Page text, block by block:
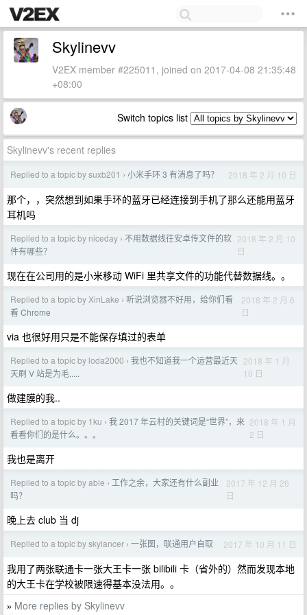
Skylinevv
V2EX member #225011, joined on 2017-04-08 21:35:48
+08:00
Switch topics list
Skylinevv's recent replies
Replied to a topic by suxb201 › 小米手环 3 有消息了吗？ 2018 年 2 月 10 日
那个，，突然想到如果手环的蓝牙已经连接到手机了那么还能用蓝牙
耳机吗
Replied to a topic by niceday › 不用数据线往安卓传文件的软
件有哪些？
2018 年 2 月 10
日
现在在公司用的是小米移动 WiFi 里共享文件的功能代替数据线。。
Replied to a topic by XinLake › 听说浏览器不好用，给你们看
看 Chrome
2018 年 2 月 6
日
via 也很好用只是不能保存填过的表单
Replied to a topic by loda2000 › 我也不知道我一个运营最近天
天刷 V 站是为毛.....
2018 年 1 月
10 日
做建膜的我..
Replied to a topic by 1ku › 我 2017 年云村的关键词是“世界”，来
看看你们的是什么。。。
2018 年 1 月
2 日
我也是离开
Replied to a topic by able › 工作之余，大家还有什么副业
吗？
2017 年 12 月 26
日
晚上去 club 当 dj
Replied to a topic by skylancer › 一张图，联通用户自取 2017 年 10 月 11 日
我用了两张联通卡一张大王卡一张 bilibili 卡（省外的）然而发现本地
的大王卡在学校被限速得基本没法用。。
» More replies by Skylinevv